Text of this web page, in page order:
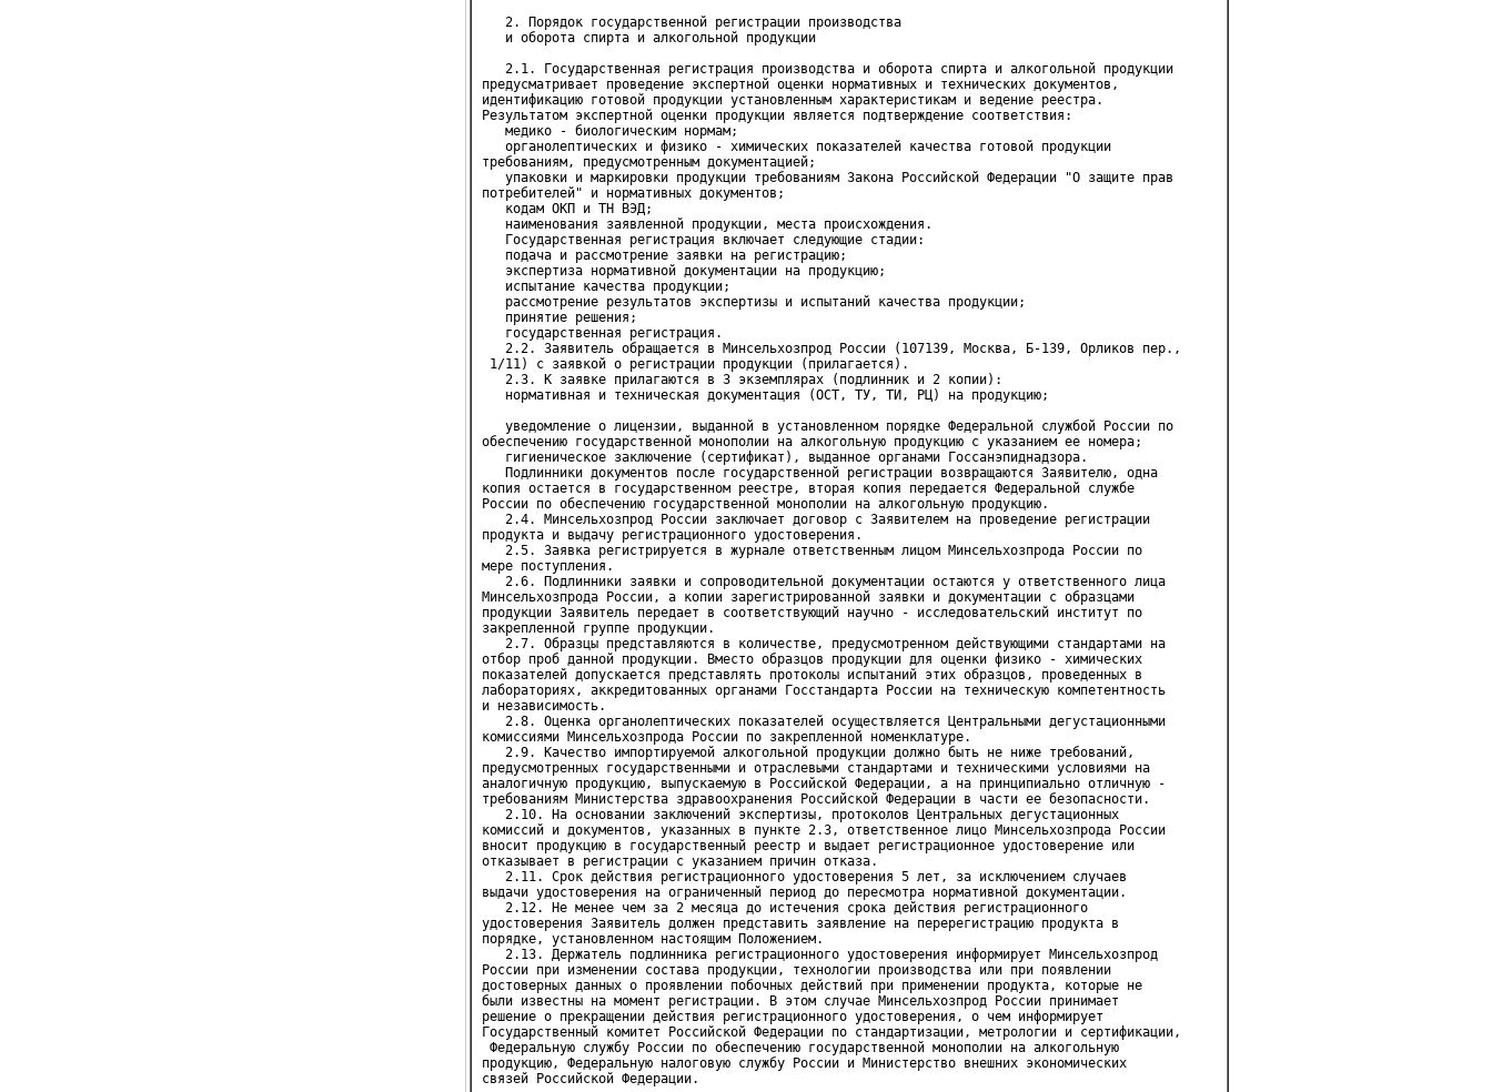
2. Порядок государственной регистрации производства
и оборота спирта и алкогольной продукции
2.1. Государственная регистрация производства и оборота спирта и алкогольной продукции
предусматривает проведение экспертной оценки нормативных и технических документов,
идентификацию готовой продукции установленным характеристикам и ведение реестра.
Результатом экспертной оценки продукции является подтверждение соответствия:
медико - биологическим нормам;
органолептических и физико - химических показателей качества готовой продукции
требованиям, предусмотренным документацией;
упаковки и маркировки продукции требованиям Закона Российской Федерации "О защите прав
потребителей" и нормативных документов;
кодам ОКП и ТН ВЭД;
наименования заявленной продукции, места происхождения.
Государственная регистрация включает следующие стадии:
подача и рассмотрение заявки на регистрацию;
экспертиза нормативной документации на продукцию;
испытание качества продукции;
рассмотрение результатов экспертизы и испытаний качества продукции;
принятие решения;
государственная регистрация.
2.2. Заявитель обращается в Минсельхозпрод России (107139, Москва, Б-139, Орликов пер.,
1/11) с заявкой о регистрации продукции (прилагается).
2.3. К заявке прилагаются в 3 экземплярах (подлинник и 2 копии):
нормативная и техническая документация (ОСТ, ТУ, ТИ, РЦ) на продукцию;
уведомление о лицензии, выданной в установленном порядке Федеральной службой России по
обеспечению государственной монополии на алкогольную продукцию с указанием ее номера;
гигиеническое заключение (сертификат), выданное органами Госсанэпиднадзора.
Подлинники документов после государственной регистрации возвращаются Заявителю, одна
копия остается в государственном реестре, вторая копия передается Федеральной службе
России по обеспечению государственной монополии на алкогольную продукцию.
2.4. Минсельхозпрод России заключает договор с Заявителем на проведение регистрации
продукта и выдачу регистрационного удостоверения.
2.5. Заявка регистрируется в журнале ответственным лицом Минсельхозпрода России по
мере поступления.
2.6. Подлинники заявки и сопроводительной документации остаются у ответственного лица
Минсельхозпрода России, а копии зарегистрированной заявки и документации с образцами
продукции Заявитель передает в соответствующий научно - исследовательский институт по
закрепленной группе продукции.
2.7. Образцы представляются в количестве, предусмотренном действующими стандартами на
отбор проб данной продукции. Вместо образцов продукции для оценки физико - химических
показателей допускается представлять протоколы испытаний этих образцов, проведенных в
лабораториях, аккредитованных органами Госстандарта России на техническую компетентность
и независимость.
2.8. Оценка органолептических показателей осуществляется Центральными дегустационными
комиссиями Минсельхозпрода России по закрепленной номенклатуре.
2.9. Качество импортируемой алкогольной продукции должно быть не ниже требований,
предусмотренных государственными и отраслевыми стандартами и техническими условиями на
аналогичную продукцию, выпускаемую в Российской Федерации, а на принципиально отличную -
требованиям Министерства здравоохранения Российской Федерации в части ее безопасности.
2.10. На основании заключений экспертизы, протоколов Центральных дегустационных
комиссий и документов, указанных в пункте 2.3, ответственное лицо Минсельхозпрода России
вносит продукцию в государственный реестр и выдает регистрационное удостоверение или
отказывает в регистрации с указанием причин отказа.
2.11. Срок действия регистрационного удостоверения 5 лет, за исключением случаев
выдачи удостоверения на ограниченный период до пересмотра нормативной документации.
2.12. Не менее чем за 2 месяца до истечения срока действия регистрационного
удостоверения Заявитель должен представить заявление на перерегистрацию продукта в
порядке, установленном настоящим Положением.
2.13. Держатель подлинника регистрационного удостоверения информирует Минсельхозпрод
России при изменении состава продукции, технологии производства или при появлении
достоверных данных о проявлении побочных действий при применении продукта, которые не
были известны на момент регистрации. В этом случае Минсельхозпрод России принимает
решение о прекращении действия регистрационного удостоверения, о чем информирует
Государственный комитет Российской Федерации по стандартизации, метрологии и сертификации,
Федеральную службу России по обеспечению государственной монополии на алкогольную
продукцию, Федеральную налоговую службу России и Министерство внешних экономических
связей Российской Федерации.